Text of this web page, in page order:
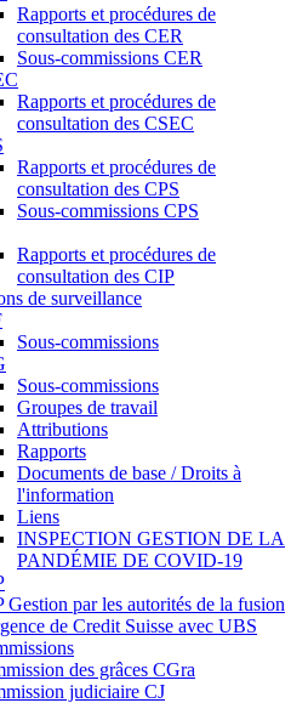
Rapports et procédures de
consultation des CER
Sous-commissions CER
Rapports et procédures de
consultation des CSEC
Rapports et procédures de
consultation des CPS
Sous-commissions CPS
Rapports et procédures de
consultation des CIP
de surveillance
Sous-commissions
Sous-commissions
Groupes de travail
Attributions
Rapports
Documents de base / Droits à
l'information
Liens
INSPECTION GESTION DE LA
PANDÉMIE DE COVID-19
Gestion par les autorités de la fusion
de Credit Suisse avec UBS
des grâces CGra
judiciaire CJ